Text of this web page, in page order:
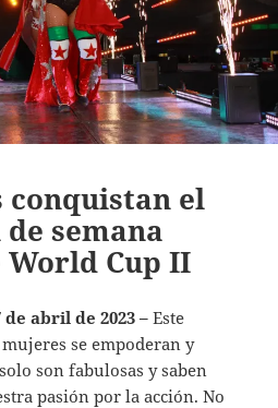
conquistan el
semana
Cup II
de abril de 2023 –Este
se empoderan y
son fabulosas y saben
pasión por la acción. No